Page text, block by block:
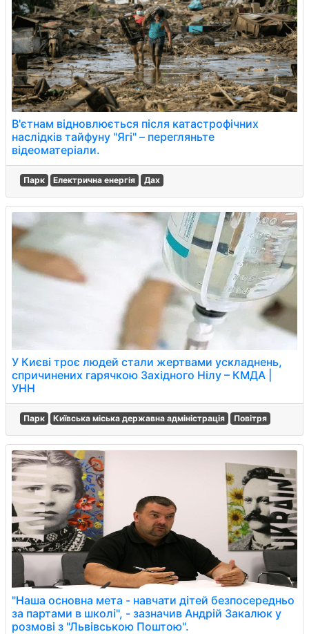
В'єтнам відновлюється після катастрофічних
наслідків тайфуну "Ягі" – перегляньте
відеоматеріали.
Парк Електрична енергія Дах
У Києві троє людей стали жертвами ускладнень,
спричинених гарячкою Західного Нілу – КМДА |
УНН
Парк Київська міська державна адміністрація Повітря
"Наша основна мета - навчати дітей безпосередньо
за партами в школі", - зазначив Андрій Закалюк у
розмові з "Львівською Поштою".